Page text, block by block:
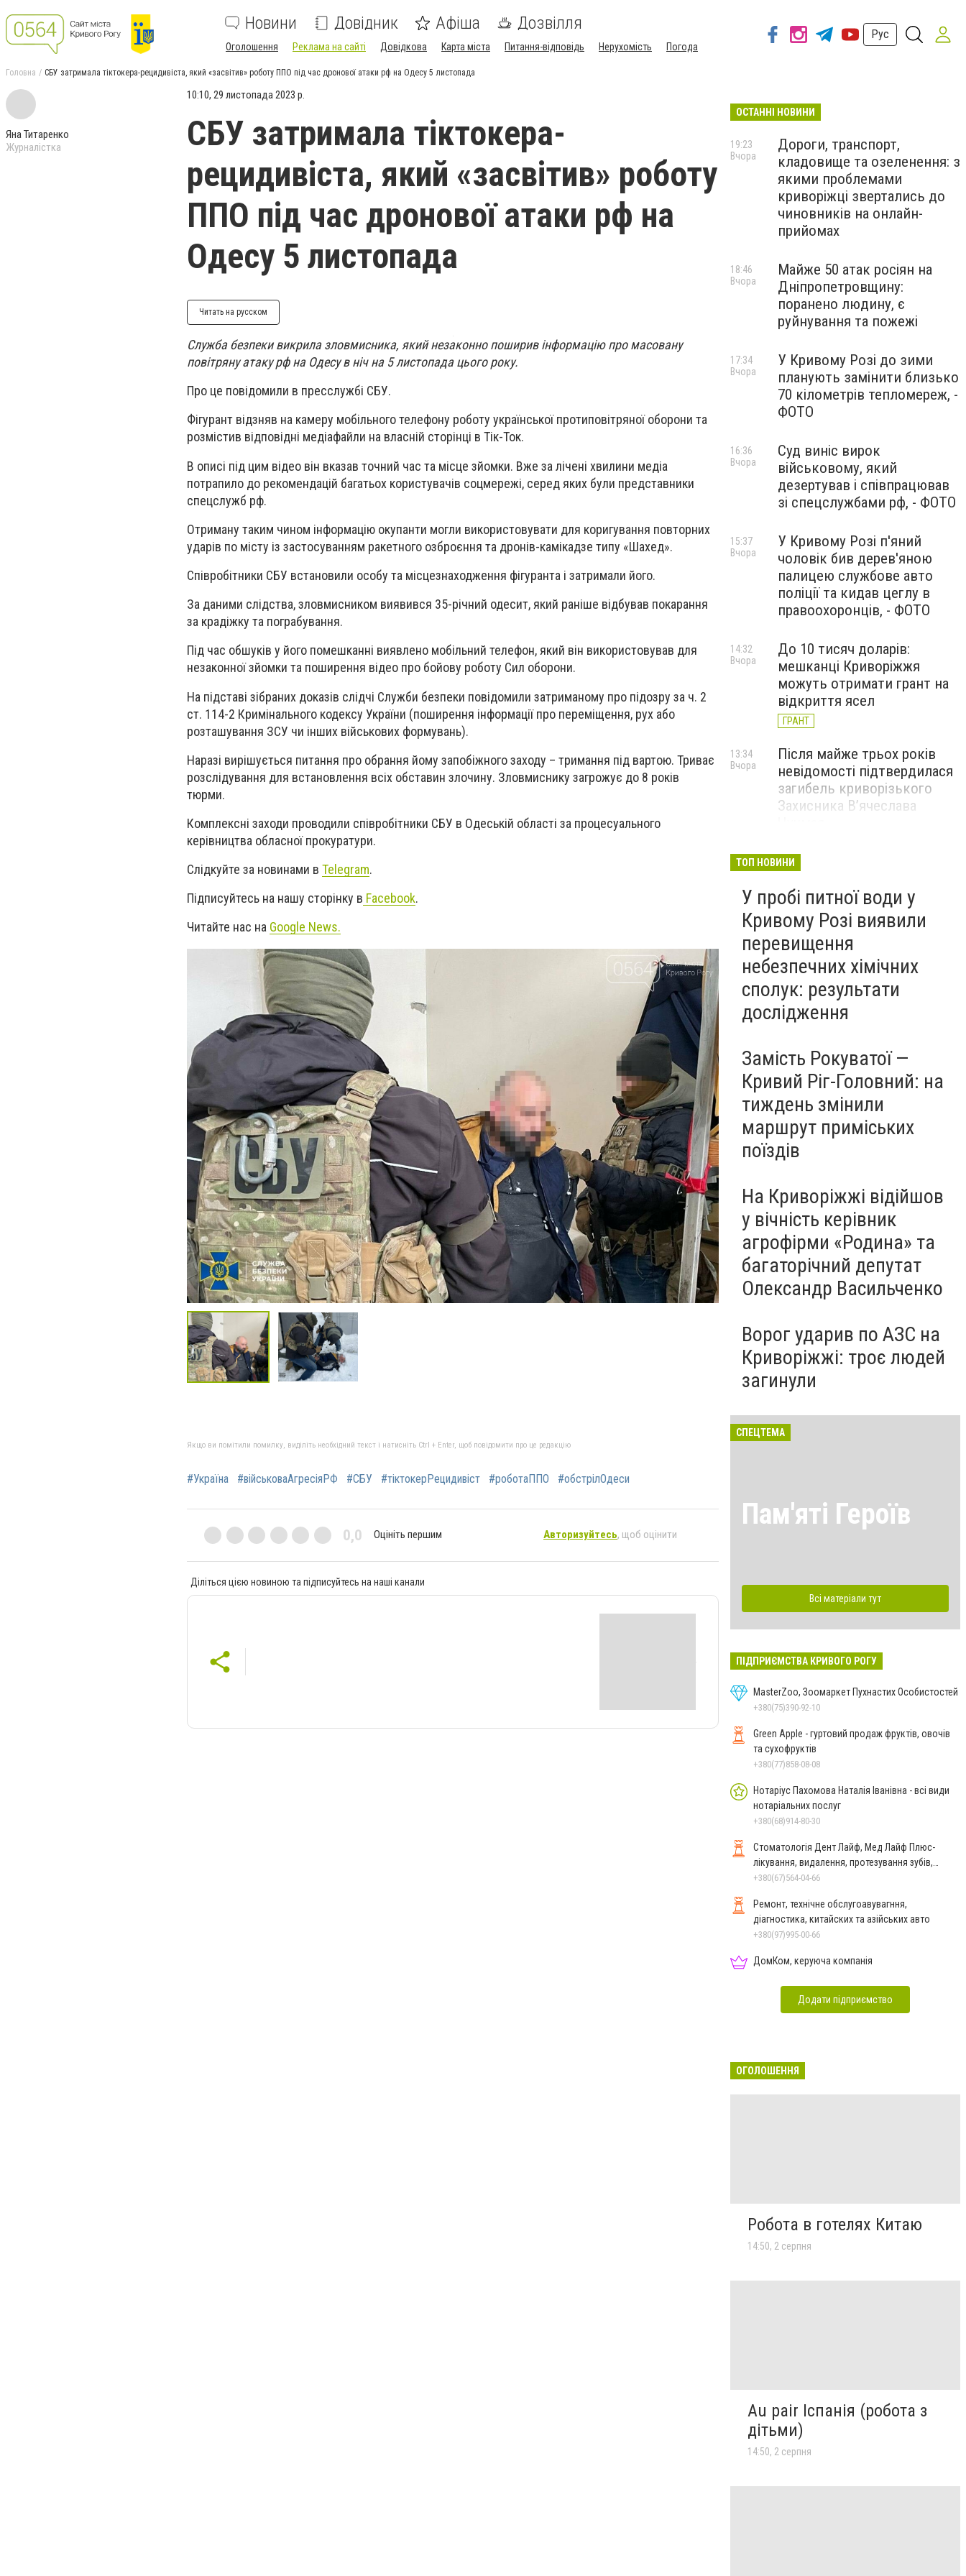
Новини Довідник Афіша Дозвілля
Оголошення Реклама на сайті Довідкова Карта міста Питання-відповідь Нерухомість Погода
Рус
Головна СБУ затримала тіктокера-рецидивіста, який «засвітив» роботу ППО під час дронової атаки рф на Одесу 5 листопада
Яна Титаренко
Журналістка
10:10, 29 листопада 2023 р.
СБУ затримала тіктокера-
рецидивіста, який «засвітив» роботу
ППО під час дронової атаки рф на
Одесу 5 листопада
Читать на русском
Служба безпеки викрила зловмисника, який незаконно поширив інформацію про масовану
повітряну атаку рф на Одесу в ніч на 5 листопада цього року.
Про це повідомили в пресслужбі СБУ.
Фігурант відзняв на камеру мобільного телефону роботу української протиповітряної оборони та
розмістив відповідні медіафайли на власній сторінці в Тік-Ток.
В описі під цим відео він вказав точний час та місце зйомки. Вже за лічені хвилини медіа
потрапило до рекомендацій багатьох користувачів соцмережі, серед яких були представники
спецслужб рф.
Отриману таким чином інформацію окупанти могли використовувати для коригування повторних
ударів по місту із застосуванням ракетного озброєння та дронів-камікадзе типу «Шахед».
Співробітники СБУ встановили особу та місцезнаходження фігуранта і затримали його.
За даними слідства, зловмисником виявився 35-річний одесит, який раніше відбував покарання
за крадіжку та пограбування.
Під час обшуків у його помешканні виявлено мобільний телефон, який він використовував для
незаконної зйомки та поширення відео про бойову роботу Сил оборони.
На підставі зібраних доказів слідчі Служби безпеки повідомили затриманому про підозру за ч. 2
ст. 114-2 Кримінального кодексу України (поширення інформації про переміщення, рух або
розташування ЗСУ чи інших військових формувань).
Наразі вирішується питання про обрання йому запобіжного заходу – тримання під вартою. Триває
розслідування для встановлення всіх обставин злочину. Зловмиснику загрожує до 8 років
тюрми.
Комплексні заходи проводили співробітники СБУ в Одеській області за процесуального
керівництва обласної прокуратури.
Слідкуйте за новинами в Telegram.
Підписуйтесь на нашу сторінку в Facebook.
Читайте нас на Google News.
Якщо ви помітили помилку, виділіть необхідний текст і натисніть Ctrl + Enter, щоб повідомити про це редакцію
#Україна #військоваАгресіяРФ #СБУ #тіктокерРецидивіст #роботаППО #обстрілОдеси
0,0 Оцініть першим Авторизуйтесь, щоб оцінити
Діліться цією новиною та підписуйтесь на наші канали
ОСТАННІ НОВИНИ
Дороги, транспорт,
кладовище та озеленення: з
якими проблемами
криворіжці звертались до
чиновників на онлайн-
прийомах
19:23
Вчора
Майже 50 атак росіян на
Дніпропетровщину:
поранено людину, є
руйнування та пожежі
18:46
Вчора
У Кривому Розі до зими
планують замінити близько
70 кілометрів тепломереж, -
ФОТО
17:34
Вчора
Суд виніс вирок
військовому, який
дезертував і співпрацював
зі спецслужбами рф, - ФОТО
16:36
Вчора
У Кривому Розі п'яний
чоловік бив дерев'яною
палицею службове авто
поліції та кидав цеглу в
правоохоронців, - ФОТО
15:37
Вчора
До 10 тисяч доларів:
мешканці Криворіжжя
можуть отримати грант на
відкриття ясел
ГРАНТ
14:32
Вчора
Після майже трьох років
невідомості підтвердилася
загибель криворізького
Захисника В’ячеслава
13:34
Вчора
У Кривому Розі шукають
знаходиться на балансі
театру ляльок: стартова
ціна — 268 грн на місяць, -
ФОТО
12:36
Вчора
ТОП НОВИНИ
У пробі питної води у
Кривому Розі виявили
перевищення
небезпечних хімічних
сполук: результати
дослідження
Замість Рокуватої —
Кривий Ріг-Головний: на
тиждень змінили
маршрут приміських
поїздів
На Криворіжжі відійшов
у вічність керівник
агрофірми «Родина» та
багаторічний депутат
Олександр Васильченко
Ворог ударив по АЗС на
Криворіжжі: троє людей
загинули
СПЕЦТЕМА
Пам'яті Героїв
Всі матеріали тут
ПІДПРИЄМСТВА КРИВОГО РОГУ
MasterZoo, Зоомаркет Пухнастих Особистостей
+380(75)390-92-10
Green Apple - гуртовий продаж фруктів, овочів
та сухофруктів
+380(77)858-08-08
Нотаріус Пахомова Наталія Іванівна - всі види
нотаріальних послуг
+380(68)914-80-30
Стоматологія Дент Лайф, Мед Лайф Плюс-
лікування, видалення, протезування зубів,
виправлення прикусу
+380(67)564-04-66
Ремонт, технічне обслугоавувагння,
діагностика, китайских та азійських авто
+380(97)995-00-66
ДомКом, керуюча компанія
Додати підприємство
ОГОЛОШЕННЯ
Робота в готелях Китаю
14:50, 2 серпня
Au pair Іспанія (робота з
дітьми)
14:50, 2 серпня